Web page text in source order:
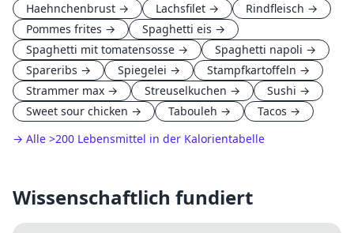
Haehnchenbrust → Lachsfilet → Rindfleisch →
Pommes frites → Spaghetti eis →
Spaghetti mit tomatensosse → Spaghetti napoli →
Spareribs → Spiegelei → Stampfkartoffeln →
Strammer max → Streuselkuchen → Sushi →
Sweet sour chicken → Tabouleh → Tacos →
→ Alle >200 Lebensmittel in der Kalorientabelle
Wissenschaftlich fundiert